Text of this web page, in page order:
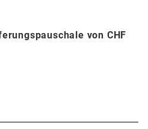
von CHF